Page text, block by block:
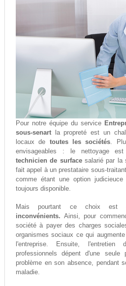
Pour notre équipe du service
sous-senartla propreté est un
locaux de toutes les sociétés.
envisageables : le nettoyage
technicien de surfacesalarié par la
fait appel à un prestataire sous-
comme étant une option
toujours disponible.
Mais pourtant ce choix est
inconvénients. Ainsi, pour
société à payer des charges
organismes sociaux ce qui
l'entreprise. Ensuite,
professionnels dépent d'une
problème en son absence, pendant
maladie.